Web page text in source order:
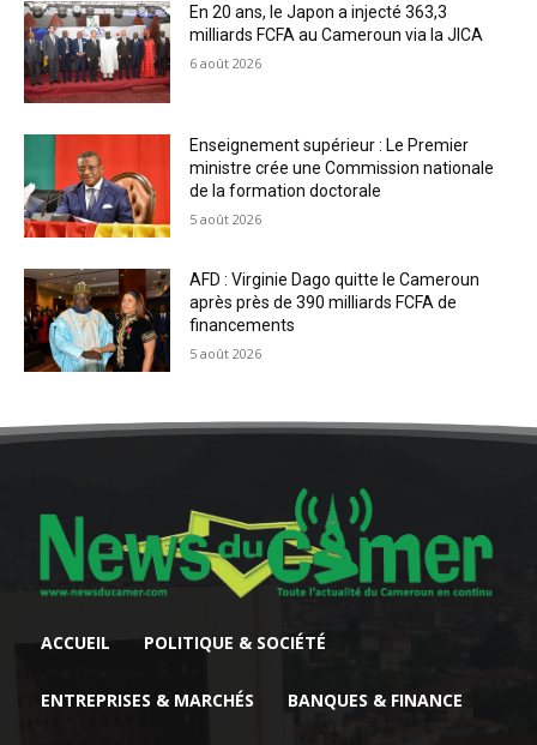
En 20 ans, le Japon a injecté 363,3
milliards FCFA au Cameroun via la JICA
6 août 2026
Enseignement supérieur : Le Premier
ministre crée une Commission nationale
de la formation doctorale
5 août 2026
AFD : Virginie Dago quitte le Cameroun
après près de 390 milliards FCFA de
financements
5 août 2026
ACCUEIL POLITIQUE & SOCIÉTÉ
ENTREPRISES & MARCHÉS BANQUES & FINANCE